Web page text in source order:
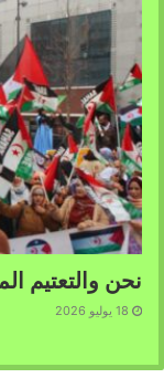
نحن والتعتيم
18 يوليو 2026